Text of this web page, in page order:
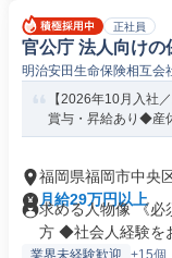
正社員
官公庁 法人向けの
明治安田生命保険相互会
【2026年10月入社
賞与・昇給あり◆産
福岡県福岡市中央
月給29万円以上
求める人物像 《
方 ◆社会人経験を
業界未経験歓迎 +15個